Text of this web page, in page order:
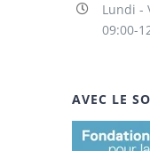
Lundi -
09:00-
AVEC LE